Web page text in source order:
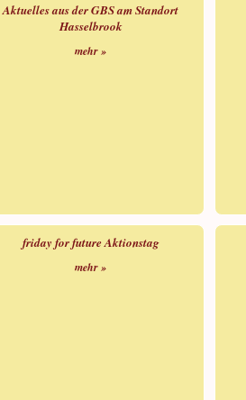
Aktuelles aus der GBS am Standort
Hasselbrook
mehr »
friday for future Aktionstag
mehr »